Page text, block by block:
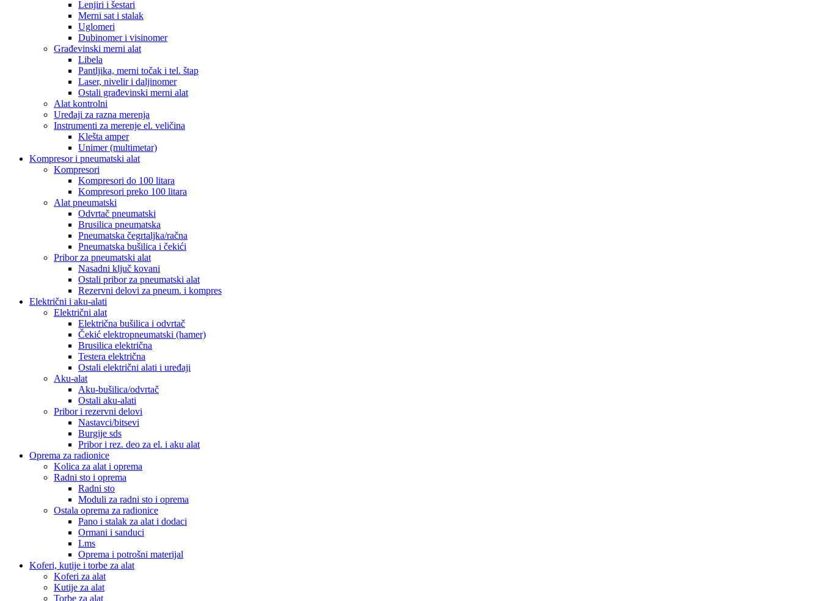
Lenjiri i šestari
Merni sat i stalak
Uglomeri
Dubinomer i visinomer
Građevinski merni alat
Libela
Pantljika, merni točak i tel. štap
Laser, nivelir i daljinomer
Ostali građevinski merni alat
Alat kontrolni
Uređaji za razna merenja
Instrumenti za merenje el. veličina
Klešta amper
Unimer (multimetar)
Kompresor i pneumatski alat
Kompresori
Kompresori do 100 litara
Kompresori preko 100 litara
Alat pneumatski
Odvrtač pneumatski
Brusilica pneumatska
Pneumatska čegrtaljka/račna
Pneumatska bušilica i čekići
Pribor za pneumatski alat
Nasadni ključ kovani
Ostali pribor za pneumatski alat
Rezervni delovi za pneum. i kompres
Električni i aku-alati
Električni alat
Električna bušilica i odvrtač
Čekić elektropneumatski (hamer)
Brusilica električna
Testera električna
Ostali električni alati i uređaji
Aku-alat
Aku-bušilica/odvrtač
Ostali aku-alati
Pribor i rezervni delovi
Nastavci/bitsevi
Burgije sds
Pribor i rez. deo za el. i aku alat
Oprema za radionice
Kolica za alat i oprema
Radni sto i oprema
Radni sto
Moduli za radni sto i oprema
Ostala oprema za radionice
Pano i stalak za alat i dodaci
Ormani i sanduci
Lms
Oprema i potrošni materijal
Koferi, kutije i torbe za alat
Koferi za alat
Kutije za alat
Torbe za alat